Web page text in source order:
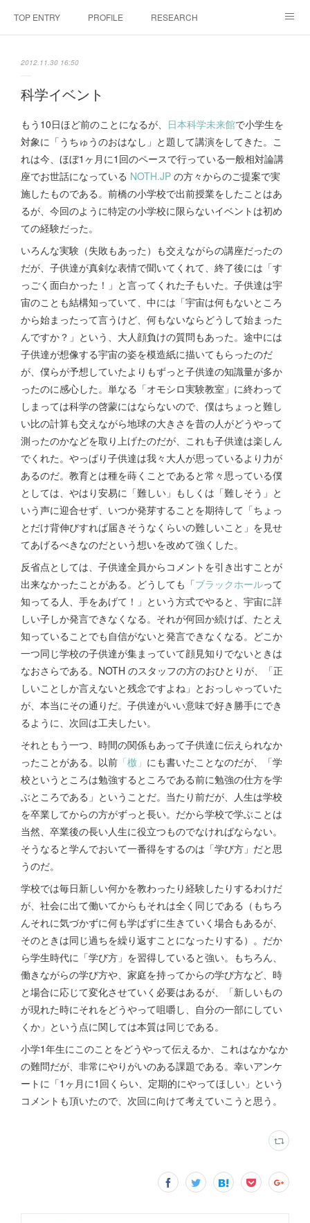
TOP ENTRY PROFILE RESEARCH
PHYSIS ENTERTAINMENT
2012.11.30 16:50
科学イベント
もう10日ほど前のことになるが、 日本科学未来館で小学生を
対象に「うちゅうのおはなし」と題して講演をしてきた。こ
れは今、ほぼ1ヶ月に1回のペースで行っている一般相対論講
座でお世話になっている NOTH.JP の方々からのご提案で実
施したものである。前橋の小学校で出前授業をしたことはあ
るが、今回のように特定の小学校に限らないイベントは初め
ての経験だった。
いろんな実験（失敗もあった）も交えながらの講座だったの
だが、子供達が真剣な表情で聞いてくれて、終了後には「す
っごく面白かった！」と言ってくれた子もいた。子供達は宇
宙のことも結構知っていて、中には「宇宙は何もないところ
から始まったって言うけど、何もないならどうして始まった
んですか？」という、大人顔負けの質問もあった。途中には
子供達が想像する宇宙の姿を模造紙に描いてもらったのだ
が、僕らが予想していたよりもずっと子供達の知識量が多か
ったのに感心した。単なる「オモシロ実験教室」に終わって
しまっては科学の啓蒙にはならないので、僕はちょっと難し
い比の計算も交えながら地球の大きさを昔の人がどうやって
測ったのかなどを取り上げたのだが、これも子供達は楽しん
でくれた。やっぱり子供達は我々大人が思っているより力が
あるのだ。教育とは種を蒔くことであると常々思っている僕
としては、やはり安易に「難しい」もしくは「難しそう」と
いう声に迎合せず、いつか発芽することを期待して「ちょっ
とだけ背伸びすれば届きそうなくらいの難しいこと」を見せ
てあげるべきなのだという想いを改めて強くした。
反省点としては、子供達全員からコメントを引き出すことが
出来なかったことがある。どうしても「ブラックホールって
知ってる人、手をあげて！」という方式でやると、宇宙に詳
しい子しか発言できなくなる。それが何回か続けば、たとえ
知っていることでも自信がないと発言できなくなる。どこか
一つ同じ学校の子供達が集まっていて顔見知りでないときは
なおさらである。NOTH のスタッフの方のおひとりが、「正
しいことしか言えないと残念ですよね」とおっしゃっていた
が、本当にその通りだ。子供達がいい意味で好き勝手にでき
るように、次回は工夫したい。
それともう一つ、時間の関係もあって子供達に伝えられなか
ったことがある。以前 「檄」 にも書いたことなのだが、「学
校というところは勉強するところである前に勉強の仕方を学
ぶところである」ということだ。当たり前だが、人生は学校
を卒業してからの方がずっと長い。だから学校で学ぶことは
当然、卒業後の長い人生に役立つものでなければならない。
そうなると学んでおいて一番得をするのは「学び方」だと思
うのだ。
学校では毎日新しい何かを教わったり経験したりするわけだ
が、社会に出て働いてからもそれは全く同じである（もちろ
んそれに気づかずに何も学ばずに生きていく場合もあるが、
そのときは同じ過ちを繰り返すことになったりする）。だか
ら学生時代に「学び方」を習得していると強い。もちろん、
働きながらの学び方や、家庭を持ってからの学び方など、時
と場合に応じて変化させていく必要はあるが、「新しいもの
が現れた時にそれをどうやって咀嚼し、自分の一部にしてい
くか」という点に関しては本質は同じである。
小学1年生にこのことをどうやって伝えるか、これはなかなか
の難問だが、非常にやりがいのある課題である。幸いアンケ
ートに「1ヶ月に1回くらい、定期的にやってほしい」という
コメントも頂いたので、次回に向けて考えていこうと思う。